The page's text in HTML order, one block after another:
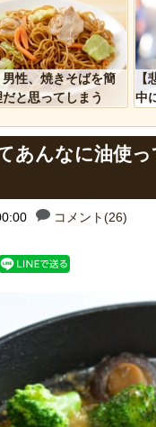
キーがアジア人にケンカ
カを愛していますか」「
バルアクション Siege
の前で好演技www当たり
相互RSS
男性、焼きそばを簡
と思ってしまう
中
あんなに油使
コメント(26)